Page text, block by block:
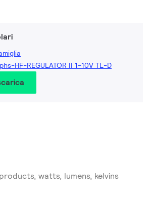
HF-REGULATOR II 1-10V TL-D